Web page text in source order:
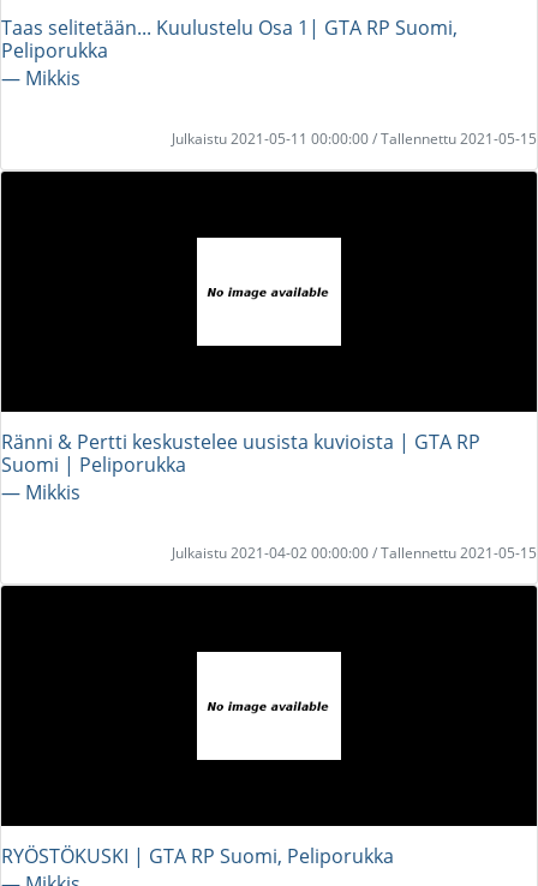
Taas selitetään... Kuulustelu Osa 1| GTA RP Suomi,
Peliporukka
― Mikkis
Julkaistu 2021-05-11 00:00:00 / Tallennettu 2021-05-15
Ränni & Pertti keskustelee uusista kuvioista | GTA RP
Suomi | Peliporukka
― Mikkis
Julkaistu 2021-04-02 00:00:00 / Tallennettu 2021-05-15
RYÖSTÖKUSKI | GTA RP Suomi, Peliporukka